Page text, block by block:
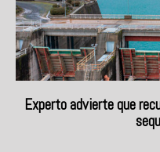
Experto advierte que